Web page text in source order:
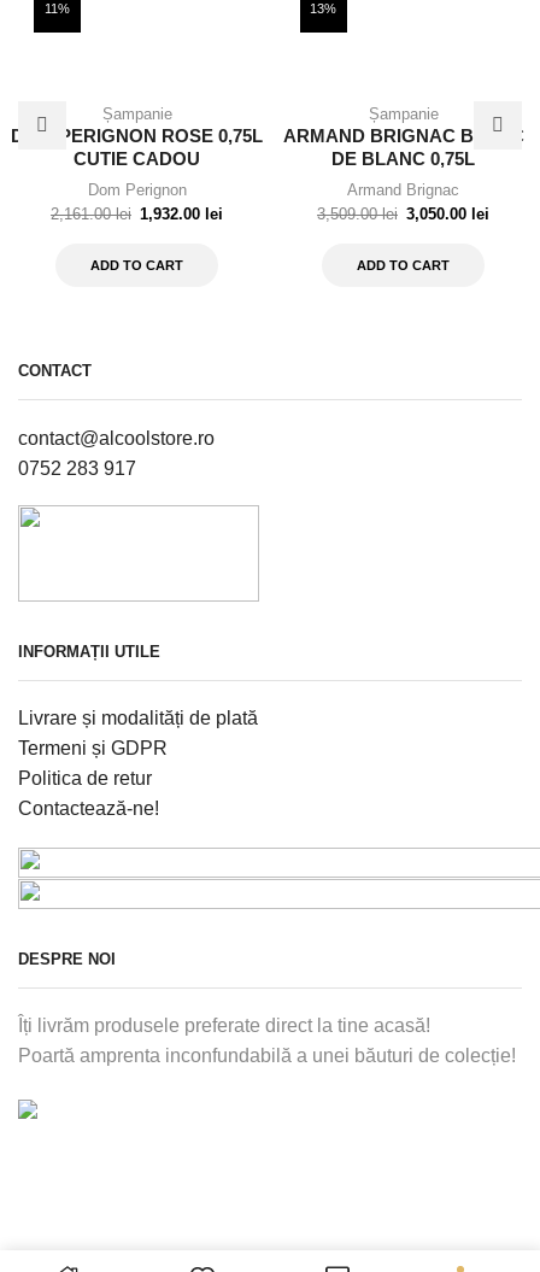
11%
Șampanie
DOM PERIGNON ROSE 0,75L
CUTIE CADOU
Dom Perignon
2,161.00lei 1,932.00 lei
ADD TO CART
13%
Șampanie
ARMAND BRIGNAC BLANC
DE BLANC 0,75L
Armand Brignac
3,509.00lei 3,050.00 lei
ADD TO CART
CONTACT
contact@alcoolstore.ro
0752 283 917
INFORMAȚII UTILE
Livrare și modalități de plată
Termeni și GDPR
Politica de retur
Contactează-ne!
DESPRE NOI
Îți livrăm produsele preferate direct la tine acasă!
Poartă amprenta inconfundabilă a unei băuturi de colecție!